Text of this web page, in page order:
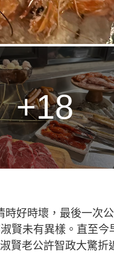
+18
時好時壞，最後一次
賢未有異樣。直至今
賢老公許智政大驚折